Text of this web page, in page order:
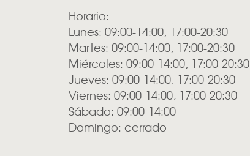
Horario:
Lunes: 09:00-14:00, 17:00-20:30
Martes: 09:00-14:00, 17:00-20:30
Miércoles: 09:00-14:00, 17:00-20:30
Jueves: 09:00-14:00, 17:00-20:30
Viernes: 09:00-14:00, 17:00-20:30
Sábado: 09:00-14:00
Domingo: cerrado